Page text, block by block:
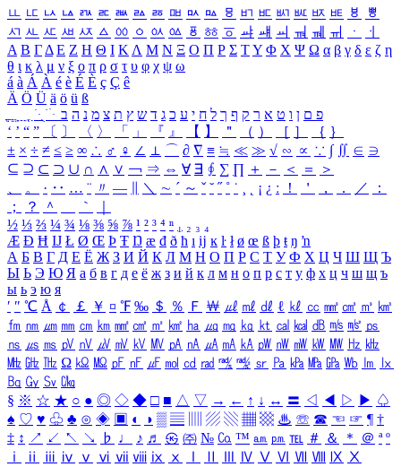
ㅥ ㅦ ㅧ ㅨ ㅩ ㅪ ㅫ ㅬ ㅭ ㅮ ㅯ ㅰ ㅱ ㅲ ㅳ ㅴ ㅵ ㅶ ㅷ ㅸ
ㅹ
ㅺ ㅻ ㅼ ㅽ ㅾ ㅿ ㆀ ㆁ ㆂ ㆃ ㆄ ㆅ ㆆ ㆇ ㆈ ㆉ ㆊ ㆋ ㆌ ㆍ
ㆎ
Α Β ΓΔ Ε Ζ Η Θ Ι ΚΛ Μ Ν Ξ Ο Π Ρ Σ ΤΥ Φ Χ Ψ Ω α β γ δ ε ζ η
θ ι κ λ μ ν ξ ο π ρ σ τ υ φ χ ψ ω
á à Á À é è É È ç Ç ê
Ä Ö Ü ä ö ü ß
ִֶֹ ֻּ ׁׂ פ ם ן ו ט א ר ק ף ך ל ח י ע כ ג ד ש ץ ת צ מ נ ה ב
‘ ’ “ ” 〔 〕 〈 〉 「 」 『 』 【 】 ＂ （ ） ［ ］ ｛ ｝
± × ÷ ≠ ≤ ≥ ∞ ∴ ♂ ♀ ∠ ⊥ ⌒ ∂ ∇ ≡ ≒ ≪ ≫ √ ∽ ∝ ∵ ∫ ∬ ∈ ∋
⊆ ⊇ ⊂ ⊃ ∪ ∩ ∧ ∨ ￢ ⇒ ⇔ ∀ ∃ ∮ ∑ ∏ ＋ － ＜ ＝
＞
、
。 · ‥ … ¨ 〃 ― ＼ ∼ ´ ～ ˇ ˘ ˝ ˚ ˙ ¸ ¡ ¿ ː ！ ＇ ， ． ／
：
；
？ ＾ ｀
½ ⅓ ⅔ ¼ ¾ ⅛ ⅜ ⅝ ⅞ ¹ ² ³ ⁴ ⁿ ₁ ₂ ₃ ₄
Æ Ð Ħ Ĳ Ł Ø Œ Þ Ŧ Ŋ æ đ ð ħ ı ĳ ĸ ŀ ł ø œ ß þ ŧ ŋ ŉ
А Б В Г Д Е Ё Ж З И Й К Л М Н О П Р С Т У Ф Х Ц Ч Ш Щ Ъ
Ы Ь Э Ю Я а б в г д е ё ж з и й к л м н о п р с т у ф х ц ч ш щ ъ
ы ь э ю я
′ ″ ℃ Å ￠ ￡ ￥ ¤ ℉ ‰ ＄ ％ Ｆ ￦ ㎕ ㎖ ㎗ ℓ ㎘ ㏄ ㎣ ㎤ ㎥ ㎦
㎙ ㎚ ㎛ ㎜ ㎝ ㎞ ㎟ ㎠ ㎡ ㎢ ㏊ ㎍ ㎎ ㎏ ㏏ ㎈ ㎉ ㏈ ㎧ ㎨ ㎰
㎱ ㎲ ㎳ ㎴ ㎵ ㎶ ㎷ ㎸ ㎹ ㎀ ㎁ ㎂ ㎃ ㎄ ㎺ ㎻ ㎽ ㎾ ㎿ ㎐ ㎑
㎒ ㎓ ㎔ Ω ㏀ ㏁ ㎊ ㎋ ㎌ ㏖ ㏅ ㎭ ㎮ ㎯ ㏛ ㎩ ㎪ ㎫ ㎬ ㏝ ㏐
㏓
㏃ ㏉ ㏜ ㏆
§ ※ ☆ ★ ○ ● ◎ ◇ ◆ □ ■ △ ▽ → ← ↑ ↓ ↔ 〓 ◁ ◀ ▷ ▶ ♤
♠ ♡ ♥ ♧ ♣ ⊙ ◈ ▣ ◐ ◑ ▒ ▤ ▨ ▧ ▦ ▩ ♨ ☏ ☎ ☜ ☞ ¶ †
‡ ↕ ↗ ↙ ↖ ↘ ♭ ♩ ♪ ♬ ㉿ ㈜ № ㏇ ™ ㏂ ㏘ ℡ ＃ ＆ ＊ ＠ ª º
ⅰ
ⅱ ⅲ ⅳ ⅴ ⅵ ⅶ ⅷ ⅸ ⅹ Ⅳ Ⅴ Ⅵ Ⅶ Ⅷ Ⅸ Ⅹ